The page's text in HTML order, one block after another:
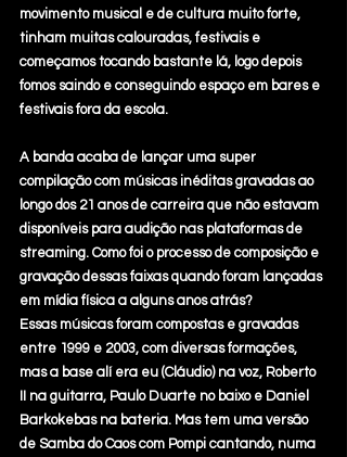
movimento musical e de cultura muito forte,
tinham muitas calouradas, festivais e
começamos tocando bastante lá, logo depois
fomos saindo e conseguindo espaço em bares e
festivais fora da escola.
A banda acaba de lançar uma super
compilação com músicas inéditas gravadas ao
longo dos 21 anos de carreira que não estavam
disponíveis para audição nas plataformas de
streaming. Como foi o processo de composição e
gravação dessas faixas quando foram lançadas
em mídia física a alguns anos atrás?
Essas músicas foram compostas e gravadas
entre 1999 e 2003, com diversas formações,
mas a base alí era eu (Cláudio) na voz, Roberto
II na guitarra, Paulo Duarte no baixo e Daniel
Barkokebas na bateria. Mas tem uma versão
de Samba do Caos com Pompi cantando, numa